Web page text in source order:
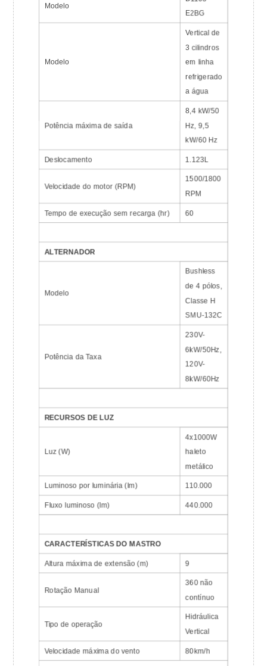
Modelo
E2BG
Modelo
Vertical de
3 cilindros
em linha
refrigerado
a água
Potência máxima de saída
8,4 kW/50
Hz, 9,5
kW/60 Hz
Deslocamento 1.123L
Velocidade do motor (RPM)
1500/1800
RPM
Tempo de execução sem recarga (hr) 60
ALTERNADOR
Modelo
Bushless
de 4 pólos,
Classe H
SMU-132C
Potência da Taxa
230V-
6kW/50Hz,
120V-
8kW/60Hz
RECURSOS DE LUZ
Luz (W)
4x1000W
haleto
metálico
Luminoso por luminária (lm) 110.000
Fluxo luminoso (lm) 440.000
CARACTERÍSTICAS DO MASTRO
Altura máxima de extensão (m) 9
Rotação Manual
360 não
contínuo
Tipo de operação
Hidráulica
Vertical
Velocidade máxima do vento 80km/h